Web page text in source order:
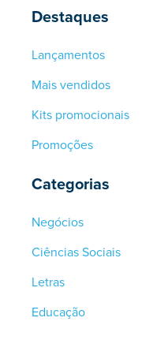
Destaques
Lançamentos
Mais vendidos
Kits promocionais
Promoções
Categorias
Negócios
Ciências Sociais
Letras
Educação